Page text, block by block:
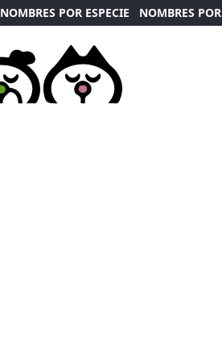
NOMBRES POR ESPECIE NOMBRES